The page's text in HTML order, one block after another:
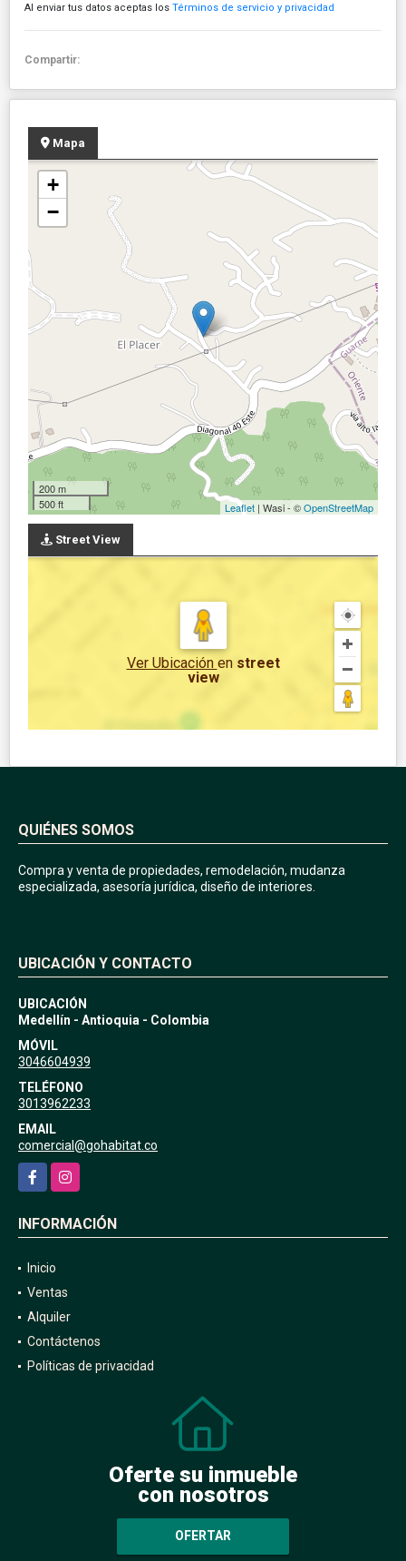
Al enviar tus datos aceptas los Términos de servicio y privacidad
Compartir:
Mapa
+
−
200 m
500 ft
Leaflet | Wasi - ©OpenStreetMap
Street View
Ver Ubicación en street
view
QUIÉNES SOMOS
Compra y venta de propiedades, remodelación, mudanza
especializada, asesoría jurídica, diseño de interiores.
UBICACIÓN Y CONTACTO
UBICACIÓN
Medellín - Antioquia - Colombia
MÓVIL
3046604939
TELÉFONO
3013962233
EMAIL
comercial@gohabitat.co
FacebookInstagram
INFORMACIÓN
Inicio
Ventas
Alquiler
Contáctenos
Políticas de privacidad
Oferte su inmueble
con nosotros
OFERTAR